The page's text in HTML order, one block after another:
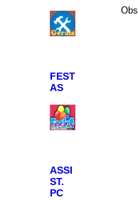
FEST
AS
ASSI
ST.
PC